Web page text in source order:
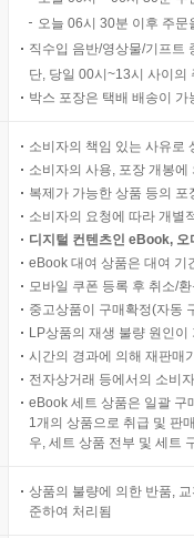
오늘 06시 30분 이후 주
직수입 음반/영상물/기프트
단, 당일 00시~13시 사이의
박스 포장은 택배 배송이
소비자의 책임 있는 사유로
소비자의 사용, 포장 개봉
복제가 가능한 상품 등의
소비자의 요청에 따라 개별
디지털 컨텐츠인 eBook,
eBook 대여 상품은 대여 기
모바일 쿠폰 등록 후 취소/
중고상품이 구매확정(자동
LP상품의 재생 불량 원인
시간의 경과에 의해 재판매
전자상거래 등에서의 소비
eBook 세트 상품은 일괄 구
1개의 상품으로 취급 및 판
우, 세트 상품 전부 및 세트
상품의 불량에 의한 반품,
준하여 처리됨